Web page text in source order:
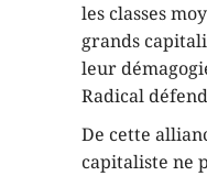
les classes
grands
leur
Radical
De cette
capitaliste ne